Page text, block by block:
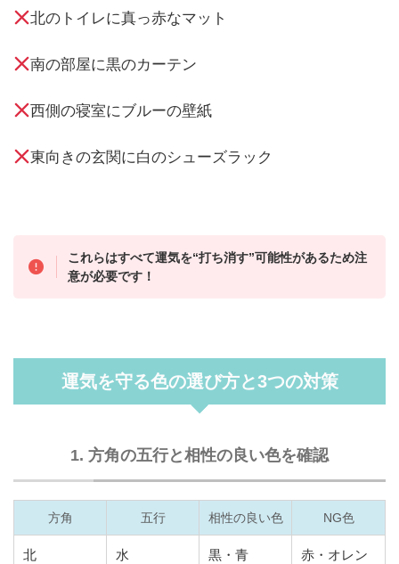
北のトイレに真っ赤なマット
南の部屋に黒のカーテン
西側の寝室にブルーの壁紙
東向きの玄関に白のシューズラック
これらはすべて運気を“打ち消す”可能性があるため注
意が必要です！
運気を守る色の選び方と3つの対策
1. 方角の五行と相性の良い色を確認
方角 五行 相性の良い色 NG色
北 水 黒・青
赤・オレン